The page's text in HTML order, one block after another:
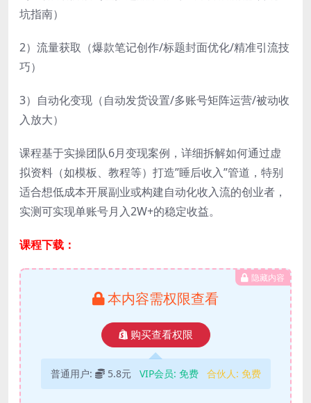
坑指南）
2）流量获取（爆款笔记创作/标题封面优化/精准引流技
巧）
3）自动化变现（自动发货设置/多账号矩阵运营/被动收
入放大）
课程基于实操团队6月变现案例，详细拆解如何通过虚
拟资料（如模板、教程等）打造”睡后收入”管道，特别
适合想低成本开展副业或构建自动化收入流的创业者，
实测可实现单账号月入2W+的稳定收益。
课程下载：
隐藏内容
本内容需权限查看
购买查看权限
普通用户: 5.8元 VIP会员: 免费 合伙人: 免费